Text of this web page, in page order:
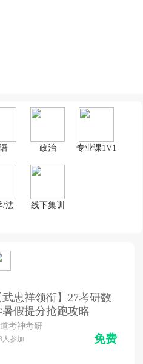
政治 专业课1V1
/法
线下集训
武忠祥领衔】27考研数
暑假提分抢跑攻略
考神考研
人参加 免费